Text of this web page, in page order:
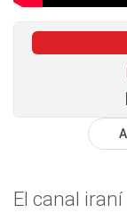
El canal